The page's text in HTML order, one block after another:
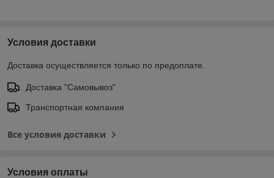
Условия доставки
Доставка осуществляется только по предоплате.
Доставка "Самовывоз"
Транспортная компания
Все условия доставки
Условия оплаты